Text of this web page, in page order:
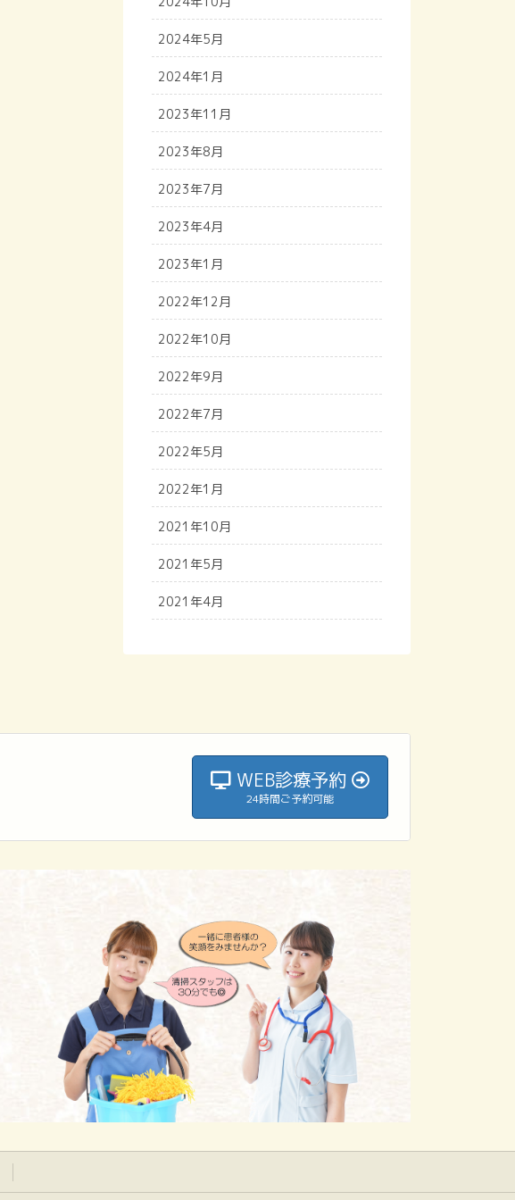
2024年5月
2024年1月
2023年11月
2023年8月
2023年7月
2023年4月
2023年1月
2022年12月
2022年10月
2022年9月
2022年7月
2022年5月
2022年1月
2021年10月
2021年5月
2021年4月
WEB診療予約
24時間ご予約可能